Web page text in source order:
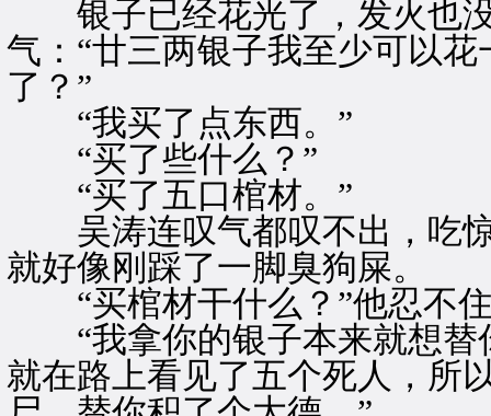
银子已经花光了，发火也没
气：“廿三两银子我至少可以
了？”
“我买了点东西。”
“买了些什么？”
“买了五口棺材。”
吴涛连叹气都叹不出，吃惊
就好像刚踩了一脚臭狗屎。
“买棺材干什么？”他忍不
“我拿你的银子本来就想替
就在路上看见了五个死人，所